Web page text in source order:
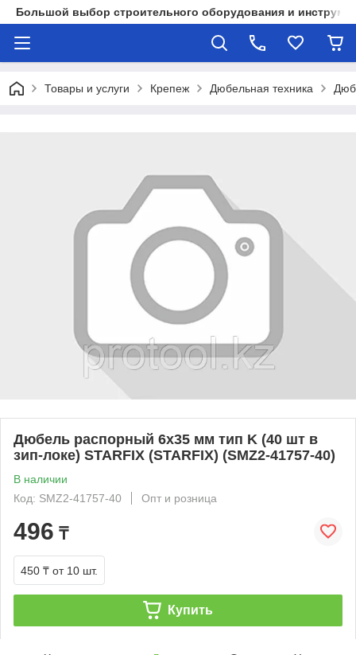
Большой выбор строительного оборудования и
Товары и услуги Крепеж Дюбельная техника
Дюбель распорный 6х35 мм тип K (40 шт в
зип-локе) STARFIX (STARFIX) (SMZ2-41757-40)
В наличии
Код: SMZ2-41757-40
Опт и розница
496 ₸
450 ₸ от 10 шт.
Купить